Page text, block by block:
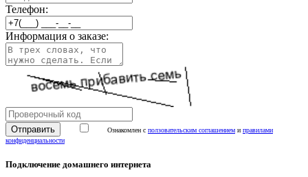
Телефон:
Информация о заказе:
Ознакомлен с ползовательским соглашением и правилами
конфиденциальности
Подключение домашнего интернета